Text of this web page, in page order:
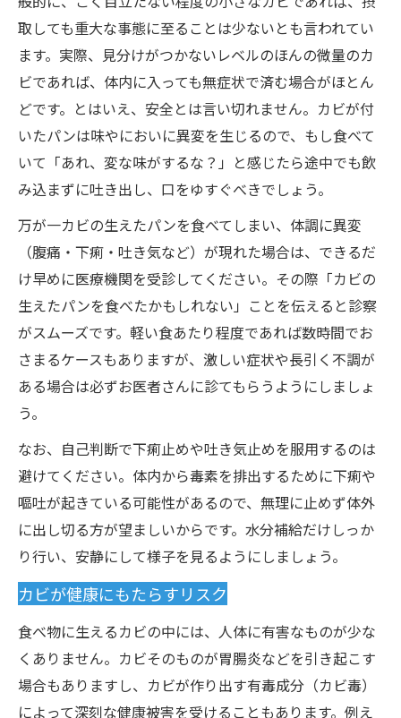
取しても重大な事態に至ることは少ないとも言われてい
ます。実際、見分けがつかないレベルのほんの微量のカ
ビであれば、体内に入っても無症状で済む場合がほとん
どです。とはいえ、安全とは言い切れません。カビが付
いたパンは味やにおいに異変を生じるので、もし食べて
いて「あれ、変な味がするな？」と感じたら途中でも飲
み込まずに吐き出し、口をゆすぐべきでしょう。
万が一カビの生えたパンを食べてしまい、体調に異変
（腹痛・下痢・吐き気など）が現れた場合は、できるだ
け早めに医療機関を受診してください。その際「カビの
生えたパンを食べたかもしれない」ことを伝えると診察
がスムーズです。軽い食あたり程度であれば数時間でお
さまるケースもありますが、激しい症状や長引く不調が
ある場合は必ずお医者さんに診てもらうようにしましょ
う。
なお、自己判断で下痢止めや吐き気止めを服用するのは
避けてください。体内から毒素を排出するために下痢や
嘔吐が起きている可能性があるので、無理に止めず体外
に出し切る方が望ましいからです。水分補給だけしっか
り行い、安静にして様子を見るようにしましょう。
カビが健康にもたらすリスク
食べ物に生えるカビの中には、人体に有害なものが少な
くありません。カビそのものが胃腸炎などを引き起こす
場合もありますし、カビが作り出す有毒成分（カビ毒）
によって深刻な健康被害を受けることもあります。例え